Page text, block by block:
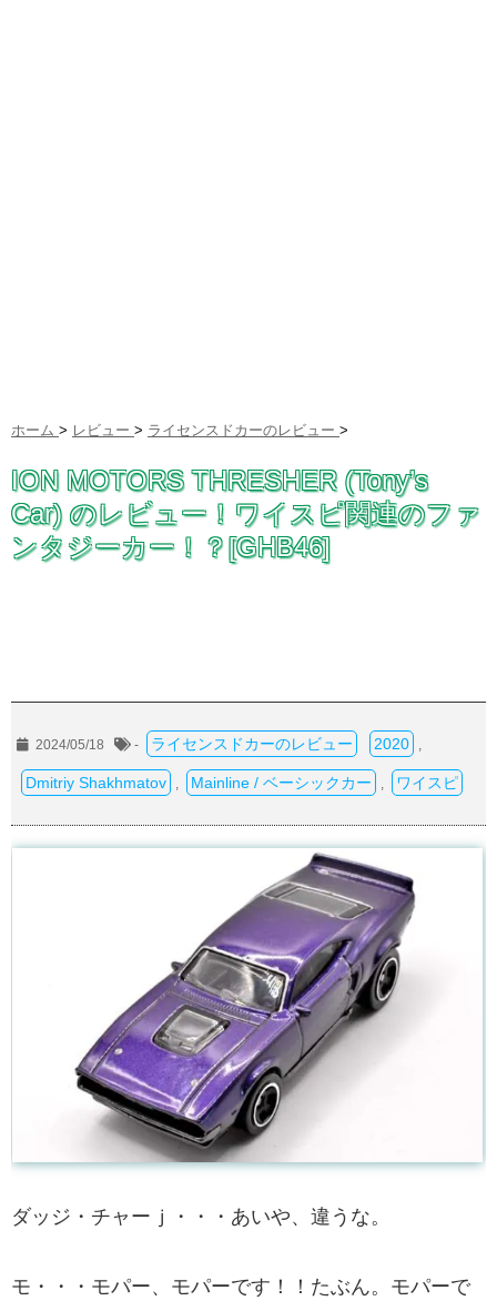
ホーム > レビュー > ライセンスドカーのレビュー >
ION MOTORS THRESHER (Tony’s
Car) のレビュー！ワイスピ関連のファ
ンタジーカー！？[GHB46]
2024/05/18 - ライセンスドカーのレビュー 2020
Dmitriy Shakhmatov Mainline / ベーシックカー ワイスピ
ダッジ・チャーｊ・・・あいや、違うな。
モ・・・モパー、モパーです！！たぶん。モパーで